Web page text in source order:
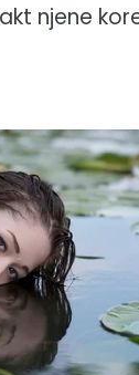
njene